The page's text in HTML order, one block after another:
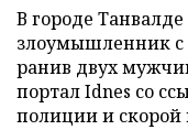
В городе
злоумышленник с
ранив двух
портал Idnes со
полиции и